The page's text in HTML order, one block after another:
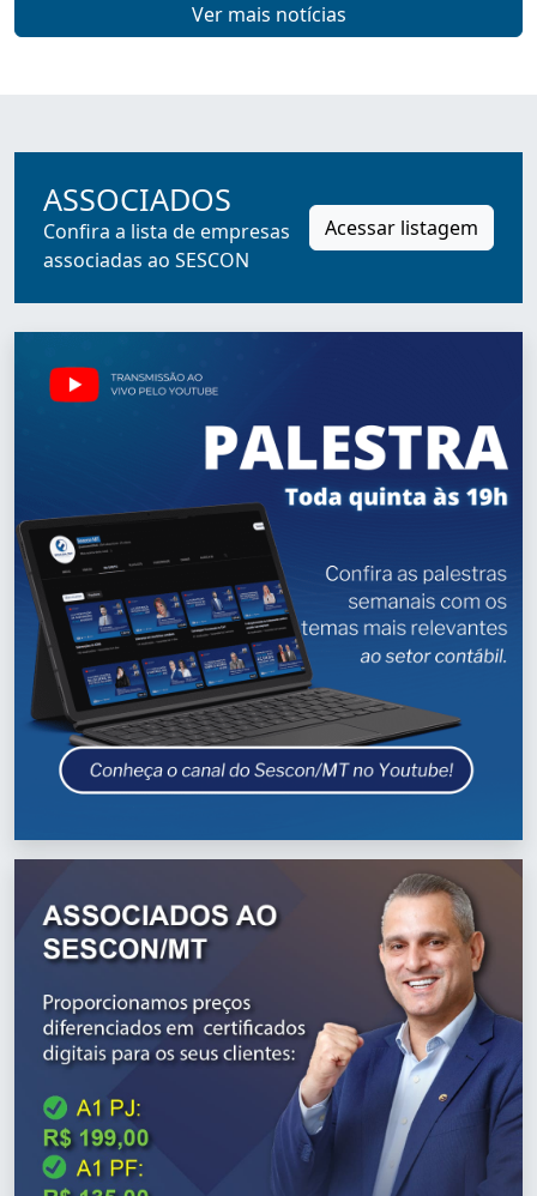
Ver mais notícias
ASSOCIADOS
Confira a lista de empresas
associadas ao SESCON
Acessar listagem